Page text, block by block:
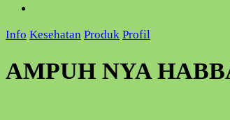
Info Kesehatan Produk Profil
AMPUH NYA